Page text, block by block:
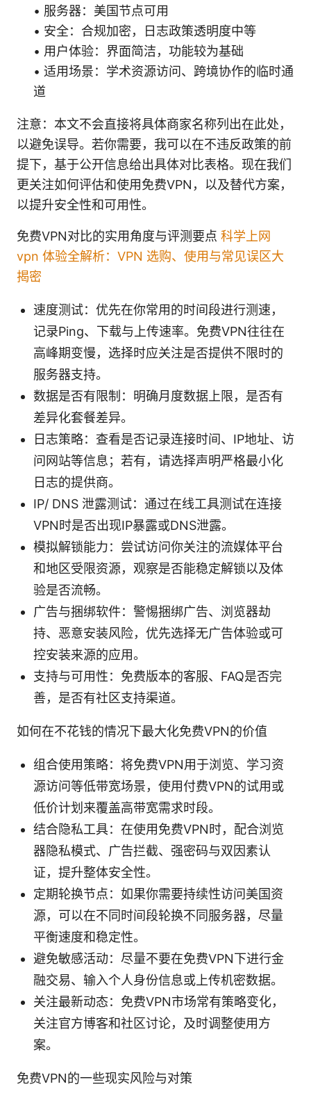
• 服务器：美国节点可用
• 安全：合规加密，日志政策透明度中等
• 用户体验：界面简洁，功能较为基础
• 适用场景：学术资源访问、跨境协作的临时通
道
注意：本文不会直接将具体商家名称列出在此处，
以避免误导。若你需要，我可以在不违反政策的前
提下，基于公开信息给出具体对比表格。现在我们
更关注如何评估和使用免费VPN，以及替代方案，
以提升安全性和可用性。
免费VPN对比的实用角度与评测要点 科学上网
vpn 体验全解析：VPN 选购、使用与常见误区大
揭密
速度测试：优先在你常用的时间段进行测速，
记录Ping、下载与上传速率。免费VPN往往在
高峰期变慢，选择时应关注是否提供不限时的
服务器支持。
数据是否有限制：明确月度数据上限，是否有
差异化套餐差异。
日志策略：查看是否记录连接时间、IP地址、访
问网站等信息；若有，请选择声明严格最小化
日志的提供商。
IP/ DNS 泄露测试：通过在线工具测试在连接
VPN时是否出现IP暴露或DNS泄露。
模拟解锁能力：尝试访问你关注的流媒体平台
和地区受限资源，观察是否能稳定解锁以及体
验是否流畅。
广告与捆绑软件：警惕捆绑广告、浏览器劫
持、恶意安装风险，优先选择无广告体验或可
控安装来源的应用。
支持与可用性：免费版本的客服、FAQ是否完
善，是否有社区支持渠道。
如何在不花钱的情况下最大化免费VPN的价值
组合使用策略：将免费VPN用于浏览、学习资
源访问等低带宽场景，使用付费VPN的试用或
低价计划来覆盖高带宽需求时段。
结合隐私工具：在使用免费VPN时，配合浏览
器隐私模式、广告拦截、强密码与双因素认
证，提升整体安全性。
定期轮换节点：如果你需要持续性访问美国资
源，可以在不同时间段轮换不同服务器，尽量
平衡速度和稳定性。
避免敏感活动：尽量不要在免费VPN下进行金
融交易、输入个人身份信息或上传机密数据。
关注最新动态：免费VPN市场常有策略变化，
关注官方博客和社区讨论，及时调整使用方
案。
免费VPN的一些现实风险与对策